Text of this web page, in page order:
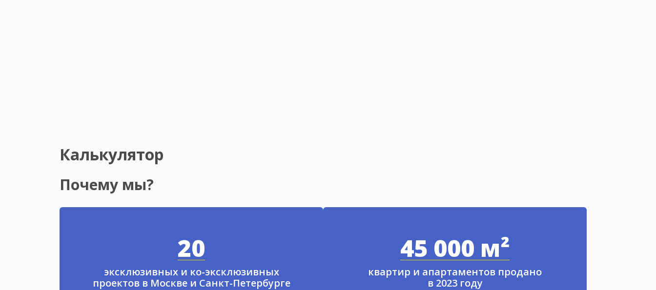
Калькулятор
Почему мы?
20
эксклюзивных и ко-эксклюзивных
проектов в Москве и Санкт-Петербурге
45 000 м²
квартир и апартаментов продано
в 2023 году